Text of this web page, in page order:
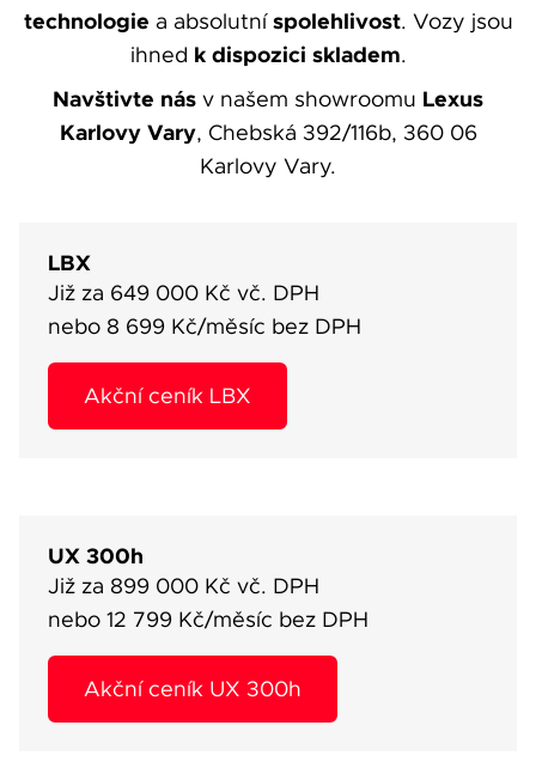
technologie a absolutníspolehlivost. Vozy jsou
ihned k dispozici skladem.
Navštivte nás v našem showroomu Lexus
Karlovy Vary, Chebská 392/116b, 360 06
Karlovy Vary.
LBX
Již za 649 000 Kč vč. DPH
nebo 8 699 Kč/měsíc bez DPH
Akční ceník LBX
UX 300h
Již za 899 000 Kč vč. DPH
nebo 12 799 Kč/měsíc bez DPH
Akční ceník UX 300h